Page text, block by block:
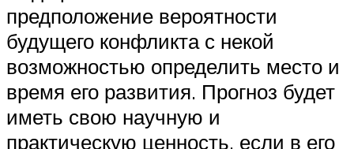
предположение вероятности
будущего конфликта с некой
возможностью определить место и
время его развития. Прогноз будет
иметь свою научную и
практическую ценность, если в его